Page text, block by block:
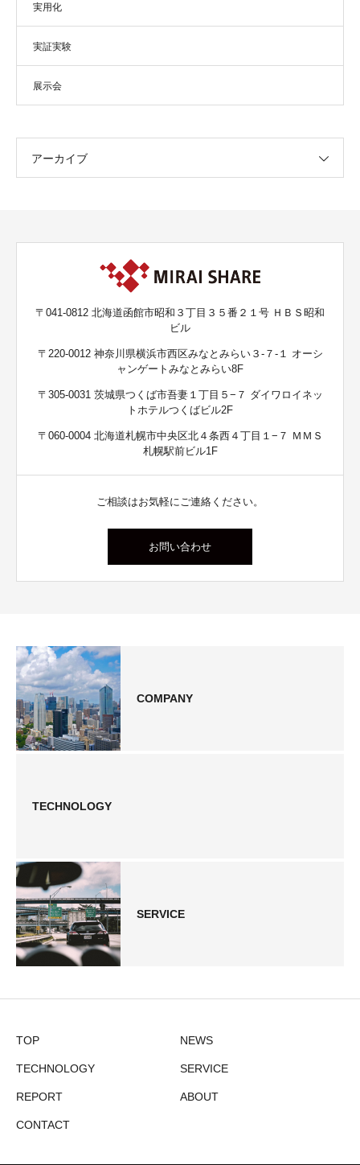
実用化
実証実験
展示会
アーカイブ
〒041-0812 北海道函館市昭和３丁目３５番２１号 ＨＢＳ昭和
ビル
〒220-0012 神奈川県横浜市西区みなとみらい３-７-１ オーシ
ャンゲートみなとみらい8F
〒305-0031 茨城県つくば市吾妻１丁目５−７ ダイワロイネッ
トホテルつくばビル2F
〒060-0004 北海道札幌市中央区北４条西４丁目１−７ ＭＭＳ
札幌駅前ビル1F
ご相談はお気軽にご連絡ください。
お問い合わせ
COMPANY
TECHNOLOGY
SERVICE
TOP NEWS
TECHNOLOGY SERVICE
REPORT ABOUT
CONTACT